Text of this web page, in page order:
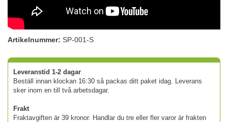
Artikelnummer: SP-001-S
Leveranstid 1-2 dagar
Beställ innan klockan 16:30 så packas ditt paket idag. Leverans
sker inom en till två arbetsdagar.
Frakt
Fraktavgiften är 39 kronor. Handlar du tre eller fler varor är frakten